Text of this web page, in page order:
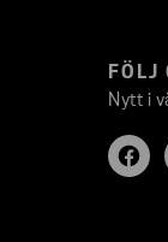
FÖLJ
Nytt i